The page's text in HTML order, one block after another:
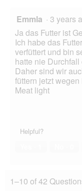
Emmla · 3 years
Ja das Futter ist
Ich habe das
verfüttert und bin
hatte nie
Daher sind wir
füttern jetzt
Meat light
Helpful?
1–10 of 42